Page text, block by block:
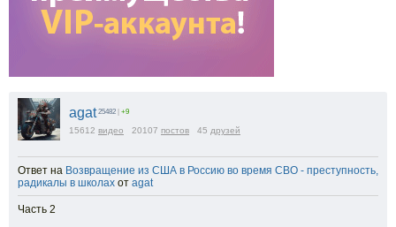
agat 25482 +9
15612 видео 20107 постов 45 друзей
Ответ на Возвращение из США в Россию во время СВО - преступность,
радикалы в школах от agat
Часть 2